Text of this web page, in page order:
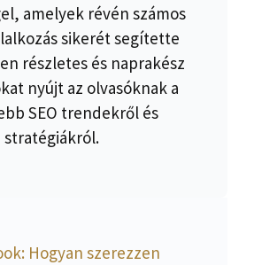
amelyek révén számos
sikerét segítette
részletes és naprakész
nyújt az olvasóknak a
SEO trendekről és
stratégiákról.
Hogyan szerezzen